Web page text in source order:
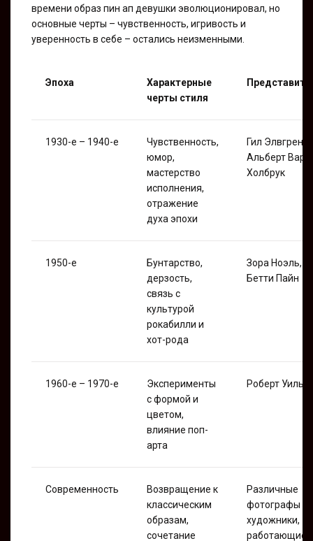
времени образ пин ап девушки эволюционировал, но
основные черты – чувственность, игривость и
уверенность в себе – остались неизменными.
Эпоха
Характерные
черты стиля
1930-е – 1940-е
Чувственность,
юмор,
мастерство
исполнения,
отражение
духа эпохи
Гил Элвгрен,
Альберт
Холбрук
1950-е
Бунтарство,
дерзость,
связь с
культурой
рокабилли и
хот-рода
Зора Ноэль,
Бетти Пайн
1960-е – 1970-е
Эксперименты
с формой и
цветом,
влияние поп-
арта
Роберт
Современность
Возвращение к
классическим
образам,
сочетание
Различные
фотографы и
художники,
работающие